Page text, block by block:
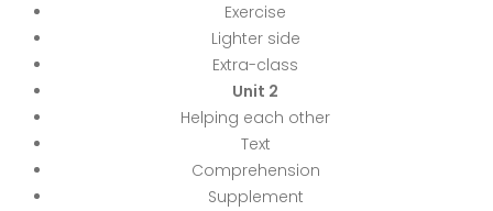
Exercise
Lighter side
Extra-class
Unit 2
Helping each other
Text
Comprehension
Supplement